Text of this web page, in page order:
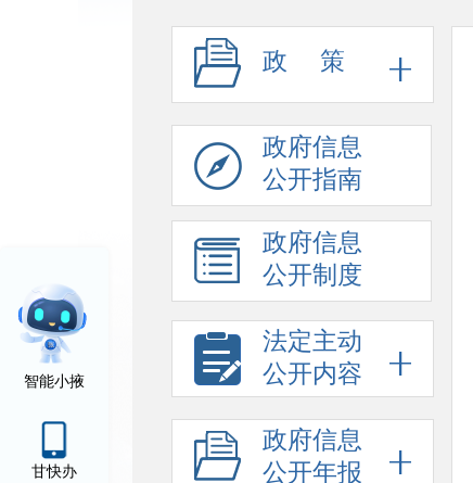
智能小掖
甘快办
政 策
政府信息
公开指南
政府信息
公开制度
法定主动
公开内容
政府信息
公开年报